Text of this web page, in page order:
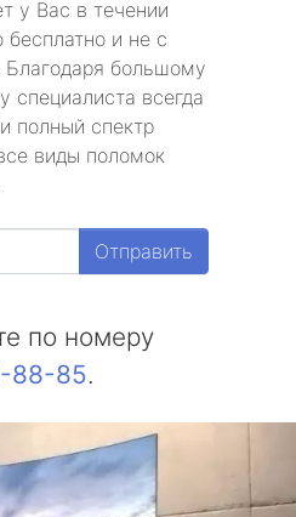
у Вас в течении
и не с
большому
специалиста всегда
полный спектр
виды поломок
Отправить
по номеру
88-85.